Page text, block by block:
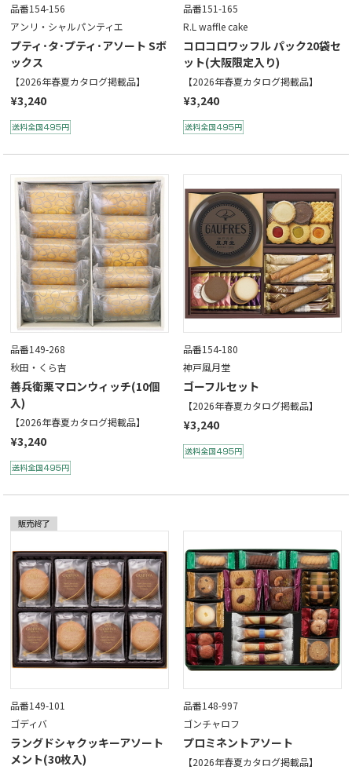
品番154-156
アンリ・シャルパンティエ
プティ･タ･プティ･アソート Sボ
ックス
【2026年春夏カタログ掲載品】
¥3,240
品番151-165
R.L waffle cake
コロコロワッフル パック20袋セ
ット(大阪限定入り)
【2026年春夏カタログ掲載品】
¥3,240
品番149-268
秋田・くら吉
善兵衛栗マロンウィッチ(10個
入)
【2026年春夏カタログ掲載品】
¥3,240
品番154-180
神戸風月堂
ゴーフルセット
【2026年春夏カタログ掲載品】
¥3,240
品番149-101
ゴディバ
ラングドシャクッキーアソート
メント(30枚入)
品番148-997
ゴンチャロフ
プロミネントアソート
【2026年春夏カタログ掲載品】